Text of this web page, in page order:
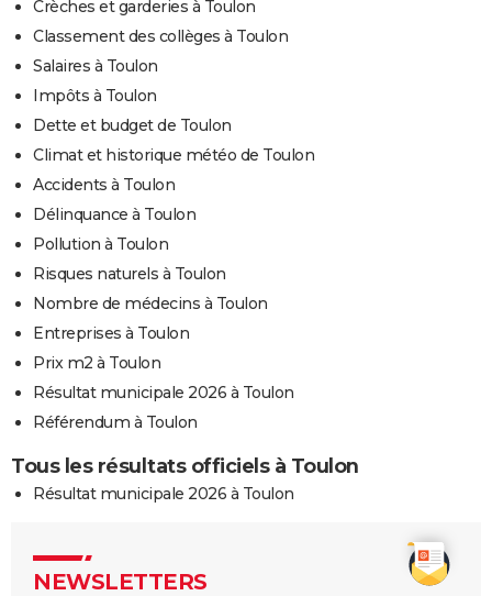
Crèches et garderies à Toulon
Classement des collèges à Toulon
Salaires à Toulon
Impôts à Toulon
Dette et budget de Toulon
Climat et historique météo de Toulon
Accidents à Toulon
Délinquance à Toulon
Pollution à Toulon
Risques naturels à Toulon
Nombre de médecins à Toulon
Entreprises à Toulon
Prix m2 à Toulon
Résultat municipale 2026 à Toulon
Référendum à Toulon
Tous les résultats officiels à Toulon
Résultat municipale 2026 à Toulon
NEWSLETTERS